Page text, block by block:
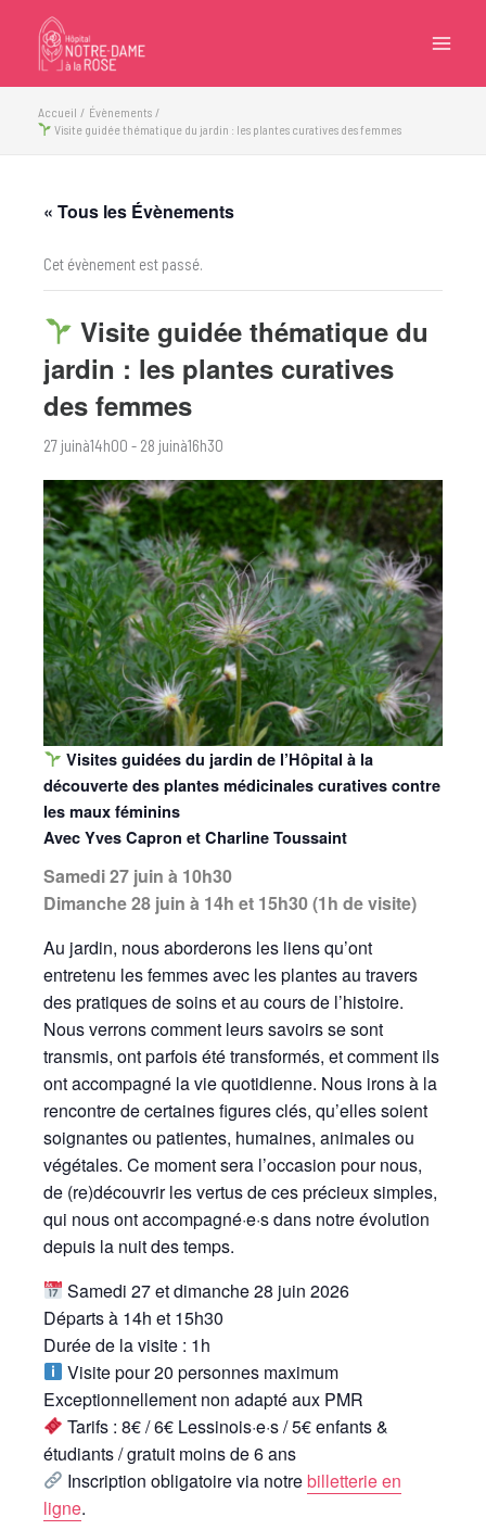
contenu
Accueil
Évènements
Visite guidée thématique du jardin : les plantes curatives des femmes
« Tous les Évènements
Cet évènement est passé.
Visite guidée thématique du
jardin : les plantes curatives
des femmes
27 juinà14h00 - 28 juinà16h30
Visites guidées du jardin de l’Hôpital à la
découverte des plantes médicinales curatives contre
les maux féminins
Avec Yves Capron et Charline Toussaint
Samedi 27 juin à 10h30
Dimanche 28 juin à 14h et 15h30 (1h de visite)
Au jardin, nous aborderons les liens qu’ont
entretenu les femmes avec les plantes au travers
des pratiques de soins et au cours de l’histoire.
Nous verrons comment leurs savoirs se sont
transmis, ont parfois été transformés, et comment ils
ont accompagné la vie quotidienne. Nous irons à la
rencontre de certaines figures clés, qu’elles soient
soignantes ou patientes, humaines, animales ou
végétales. Ce moment sera l’occasion pour nous,
de (re)découvrir les vertus de ces précieux simples,
qui nous ont accompagné·e·s dans notre évolution
depuis la nuit des temps.
Samedi 27 et dimanche 28 juin 2026
Départs à 14h et 15h30
Durée de la visite : 1h
Visite pour 20 personnes maximum
Exceptionnellement non adapté aux PMR
Tarifs : 8€ / 6€ Lessinois·e·s / 5€ enfants &
étudiants / gratuit moins de 6 ans
Inscription obligatoire via notrebilletterie en
ligne.